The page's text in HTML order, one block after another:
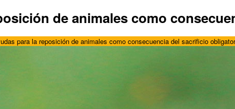
de animales como
para la reposición de animales como consecuencia del sacrificio